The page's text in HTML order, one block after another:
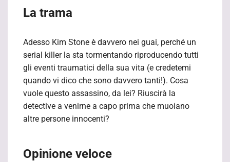
La trama
Adesso Kim Stone è davvero nei guai, perché un
serial killer la sta tormentando riproducendo tutti
gli eventi traumatici della sua vita (e credetemi
quando vi dico che sono davvero tanti!). Cosa
vuole questo assassino, da lei? Riuscirà la
detective a venirne a capo prima che muoiano
altre persone innocenti?
Opinione veloce